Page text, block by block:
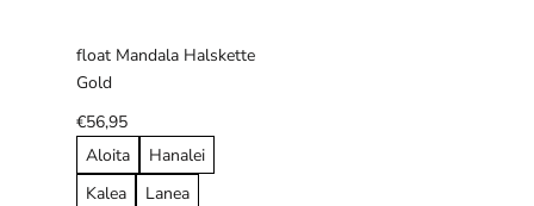
float Mandala Halskette
Gold
€56,95
Aloita
Hanalei
Kalea
Lanea